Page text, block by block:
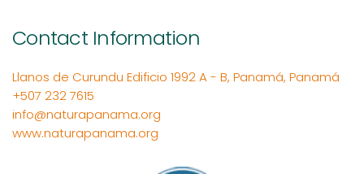
Contact Information
Llanos de Curundu Edificio 1992 A - B, Panamá, Panamá
+507 232 7615
info@naturapanama.org
www.naturapanama.org